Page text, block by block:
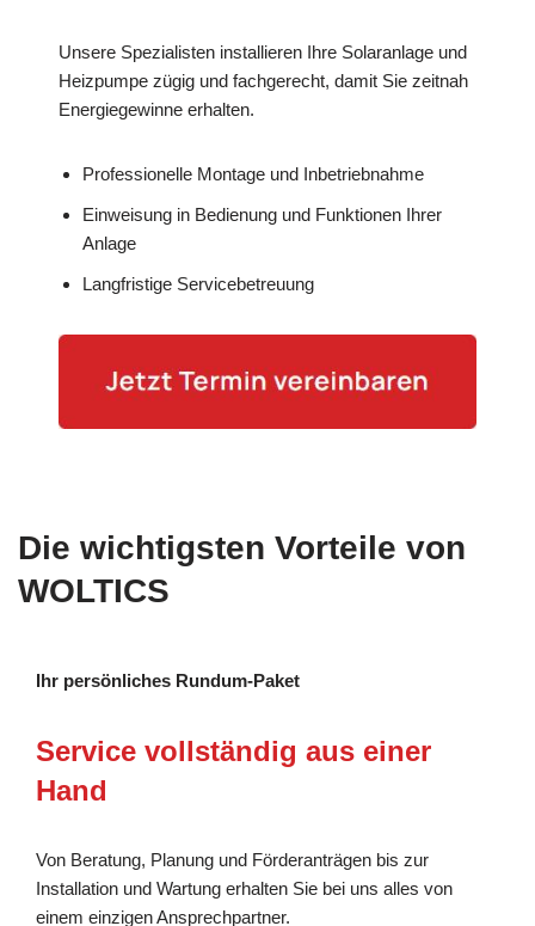
Unsere Spezialisten installieren Ihre Solaranlage und
Heizpumpe zügig und fachgerecht, damit Sie zeitnah
Energiegewinne erhalten.
Professionelle Montage und Inbetriebnahme
Einweisung in Bedienung und Funktionen Ihrer
Anlage
Langfristige Servicebetreuung
Die wichtigsten Vorteile von
WOLTICS
Ihr persönliches Rundum-Paket
Service vollständig aus einer
Hand
Von Beratung, Planung und Förderanträgen bis zur
Installation und Wartung erhalten Sie bei uns alles von
einem einzigen Ansprechpartner.